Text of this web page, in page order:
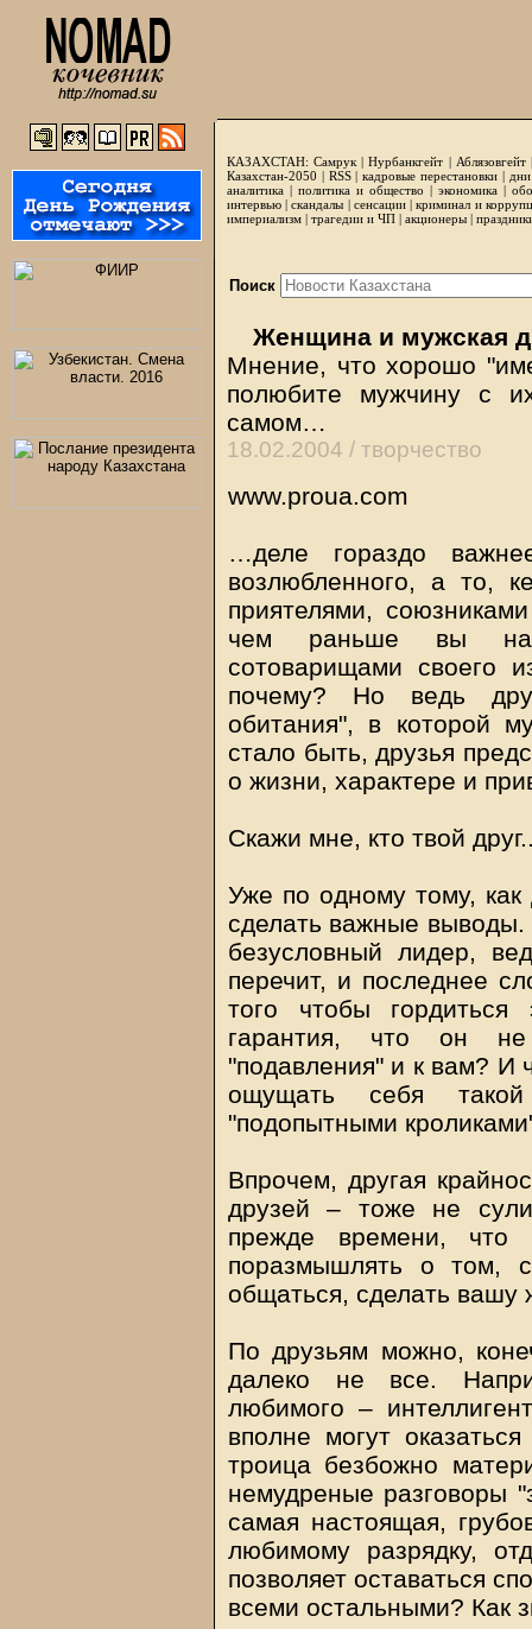
КАЗАХСТАН: Самрук |Нурбанкгейт | Аблязовгейт
Казахстан-2050 | RSS|кадровые перестановки|
аналитика | политика и общество | экономика |
интервью |скандалы | сенсации|криминал и
империализм | трагедии и ЧП | акционеры |
Поиск
Женщина и мужская
Мнение, что хорошо
полюбите мужчину с
самом…
18.02.2004 / творчество
www.proua.com
…деле гораздо
возлюбленного, а то,
приятелями,
чем раньше вы
сотоварищами своего
почему? Но ведь
обитания", в которой
стало быть, друзья
о жизни, характере и
Скажи мне, кто твой
Уже по одному тому,
сделать важные выводы.
безусловный лидер,
перечит, и последнее
того чтобы
гарантия, что он не
"подавления" и к вам? И
ощущать себя
"подопытными
Впрочем, другая
друзей – тоже не
прежде времени,
поразмышлять о том,
общаться, сделать вашу
По друзьям можно,
далеко не все.
любимого –
вполне могут
троица безбожно
немудреные разговоры
самая настоящая,
любимому разрядку,
позволяет оставаться
всеми остальными? Как